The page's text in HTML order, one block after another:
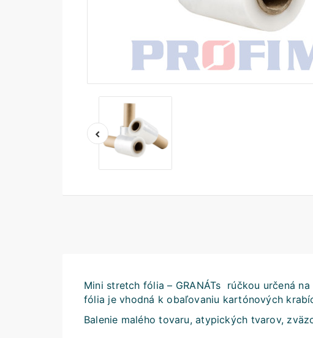
Mini stretch fólia – GRANÁTs rúčkou určená
fólia je vhodná k obaľovaniu kartónových
Balenie malého tovaru, atypických tvarov,